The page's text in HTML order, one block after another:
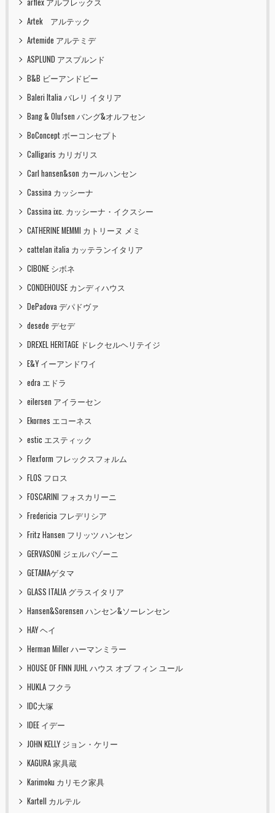
Artek アルテック
Artemide アルテミデ
ASPLUND アスプルンド
B&B ビーアンドビー
Baleri Italia バレリ イタリア
Bang & Olufsen バング&オルフセン
BoConcept ボーコンセプト
Calligaris カリガリス
Carl hansen&son カールハンセン
Cassina カッシーナ
Cassina ixc. カッシーナ・イクスシー
CATHERINE MEMMI カトリーヌ メミ
cattelan italia カッテランイタリア
CIBONE シボネ
CONDEHOUSE カンディハウス
DePadova デパドヴァ
desede デセデ
DREXEL HERITAGE ドレクセルヘリテイジ
E&Y イーアンドワイ
edra エドラ
eilersen アイラーセン
Ekornes エコーネス
estic エスティック
Flexform フレックスフォルム
FLOS フロス
FOSCARINI フォスカリーニ
Fredericia フレデリシア
Fritz Hansen フリッツ ハンセン
GERVASONI ジェルバゾーニ
GETAMAゲタマ
GLASS ITALIA グラスイタリア
Hansen&Sorensen ハンセン&ソーレンセン
HAY ヘイ
Herman Miller ハーマンミラー
HOUSE OF FINN JUHL ハウス オブ フィン ユール
HUKLA フクラ
IDC大塚
IDEE イデー
JOHN KELLY ジョン・ケリー
KAGURA 家具蔵
Karimoku カリモク家具
Kartell カルテル